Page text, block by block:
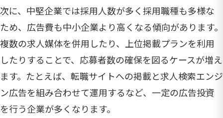
次に、中堅企業では採用人数が多く採用職種も多様な
ため、広告費も中小企業より高くなる傾向があります。
複数の求人媒体を併用したり、上位掲載プランを利用
したりすることで、応募者数の確保を図るケースが増え
ます。たとえば、転職サイトへの掲載と求人検索エンジ
ン広告を組み合わせて運用するなど、一定の広告投資
を行う企業が多くなります。